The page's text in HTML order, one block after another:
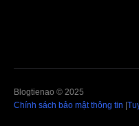
Blogtienao © 2025
Chính sách bảo mật thông tin